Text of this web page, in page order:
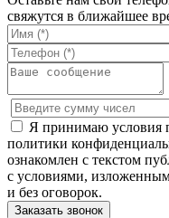
свяжутся в ближайшее
Я принимаю условия
политики
ознакомлен с текстом
с условиями,
и без оговорок.